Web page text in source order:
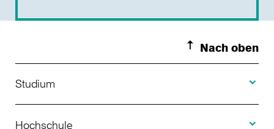
Nach oben
Studium
Studienangebot
Hochschule